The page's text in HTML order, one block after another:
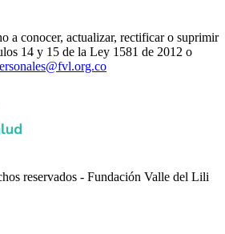
a conocer, actualizar, rectificar o suprimir
14 y 15 de la Ley 1581 de 2012 o
reservados - Fundación Valle del Lili